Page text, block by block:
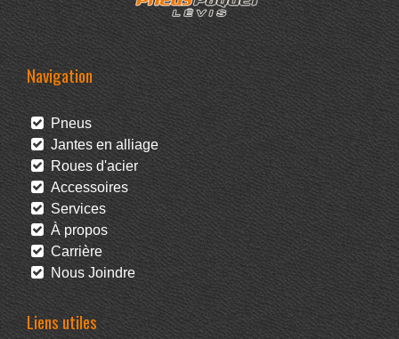
Navigation
Pneus
Jantes en alliage
Roues d'acier
Accessoires
Services
À propos
Carrière
Nous Joindre
Liens utiles